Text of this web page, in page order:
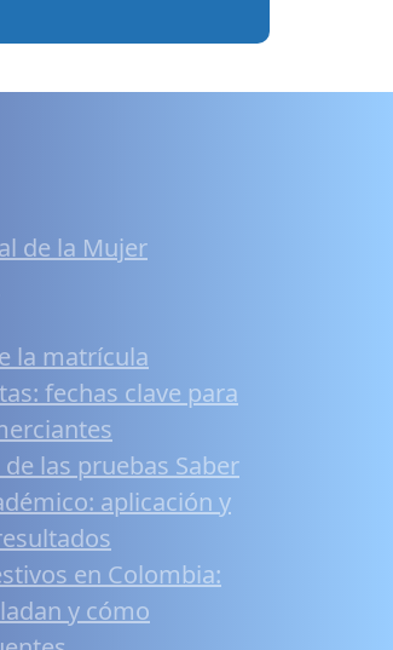
de la Mujer
la matrícula
fechas clave para
las pruebas Saber
aplicación y
en Colombia:
y cómo